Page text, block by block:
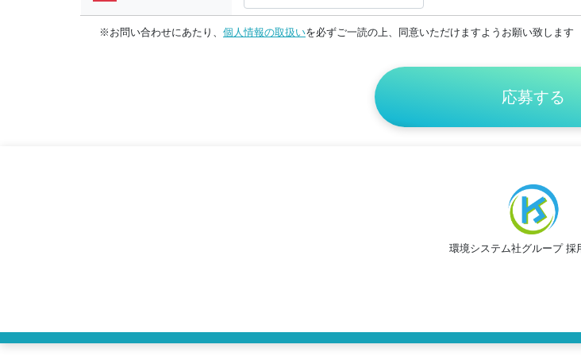
※お問い合わせにあたり、 個人情報の取扱いを必ずご一読の上、同意いただけますようお願い致します
環境システム社グループ 採